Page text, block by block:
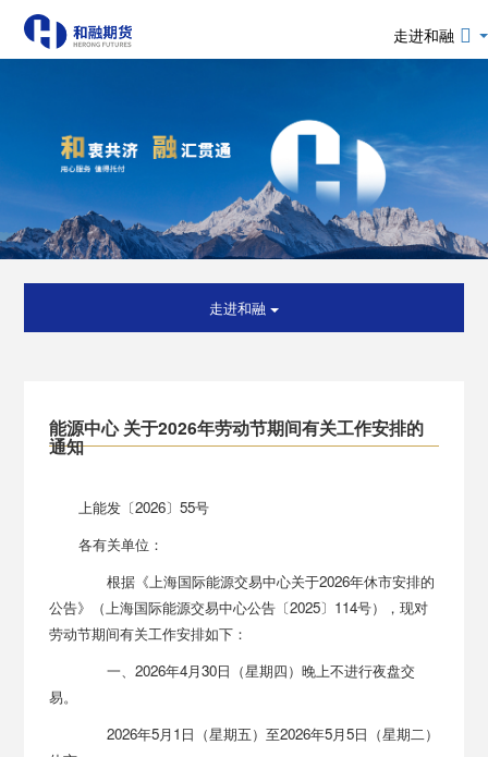
走进和融
走进和融
能源中心 关于2026年劳动节期间有关工作安排的
通知
上能发〔2026〕55号
各有关单位：
根据《上海国际能源交易中心关于2026年休市安排的
公告》（上海国际能源交易中心公告〔2025〕114号），现对
劳动节期间有关工作安排如下：
一、2026年4月30日（星期四）晚上不进行夜盘交
易。
2026年5月1日（星期五）至2026年5月5日（星期二）